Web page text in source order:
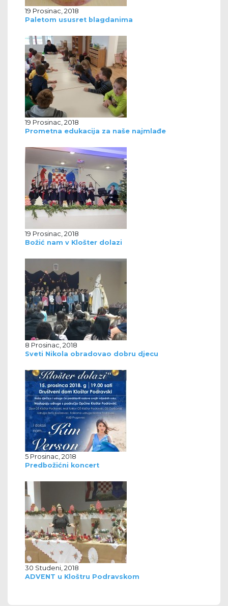
19 Prosinac, 2018
Paletom ususret blagdanima
19 Prosinac, 2018
Prometna edukacija za naše najmlađe
19 Prosinac, 2018
Božić nam v Klošter dolazi
8 Prosinac, 2018
Sveti Nikola obradovao dobru djecu
5 Prosinac, 2018
Predbožićni koncert
30 Studeni, 2018
ADVENT u Kloštru Podravskom